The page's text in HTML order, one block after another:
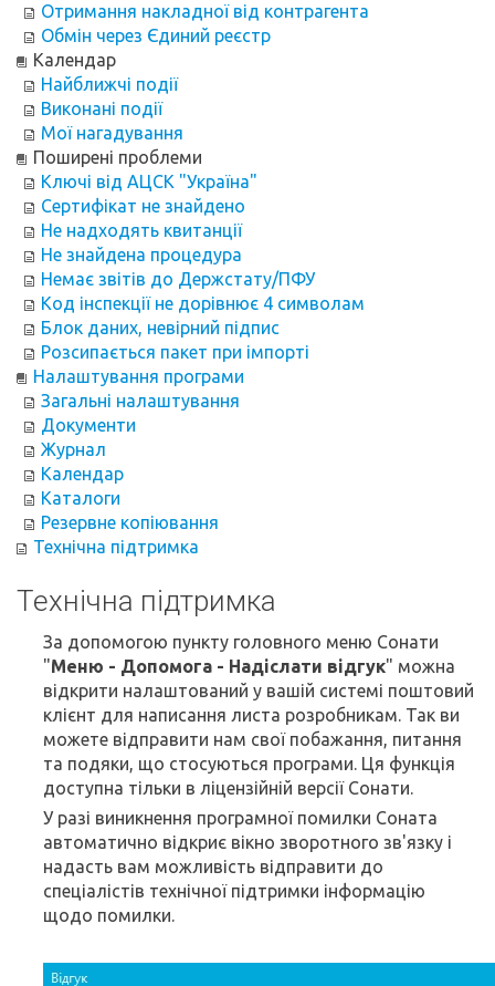
Отримання накладної від контрагента
Обмін через Єдиний реєстр
Календар
Найближчі події
Виконані події
Мої нагадування
Поширені проблеми
Ключі від АЦСК "Україна"
Сертифікат не знайдено
Не надходять квитанції
Не знайдена процедура
Немає звітів до Держстату/ПФУ
Код інспекції не дорівнює 4 символам
Блок даних, невірний підпис
Розсипається пакет при імпорті
Налаштування програми
Загальні налаштування
Документи
Журнал
Календар
Каталоги
Резервне копіювання
Технічна підтримка
Технічна підтримка
За допомогою пункту головного меню Сонати
"Меню - Допомога - Надіслати відгук" можна
відкрити налаштований у вашій системі поштовий
клієнт для написання листа розробникам. Так ви
можете відправити нам свої побажання, питання
та подяки, що стосуються програми. Ця функція
доступна тільки в ліцензійній версії Сонати.
У разі виникнення програмної помилки Соната
автоматично відкриє вікно зворотного зв'язку і
надасть вам можливість відправити до
спеціалістів технічної підтримки інформацію
щодо помилки.